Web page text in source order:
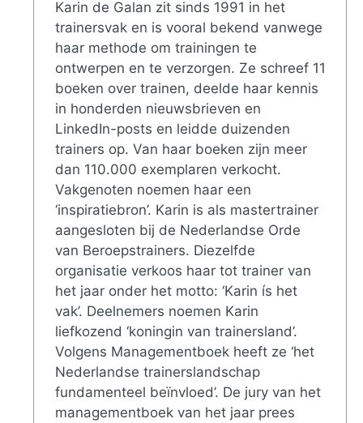
Karin de Galan zit sinds 1991 in het
trainersvak en is vooral bekend vanwege
haar methode om trainingen te
ontwerpen en te verzorgen. Ze schreef 11
boeken over trainen, deelde haar kennis
in honderden nieuwsbrieven en
LinkedIn-posts en leidde duizenden
trainers op. Van haar boeken zijn meer
dan 110.000 exemplaren verkocht.
Vakgenoten noemen haar een
‘inspiratiebron’. Karin is als mastertrainer
aangesloten bij de Nederlandse Orde
van Beroepstrainers. Diezelfde
organisatie verkoos haar tot trainer van
het jaar onder het motto: ‘Karin ís het
vak’. Deelnemers noemen Karin
liefkozend ‘koningin van trainersland’.
Volgens Managementboek heeft ze ‘het
Nederlandse trainerslandschap
fundamenteel beïnvloed’. De jury van het
managementboek van het jaar prees